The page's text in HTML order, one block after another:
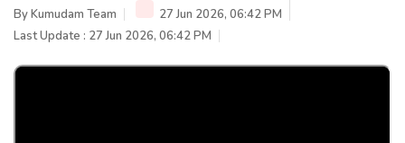
ByKumudam Team
27 Jun 2026, 06:42 PM
Last Update : 27 Jun 2026, 06:42 PM